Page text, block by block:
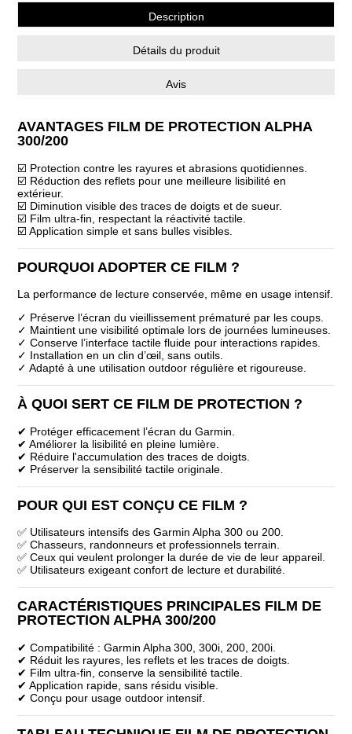
Description
Détails du produit
Avis
AVANTAGES FILM DE PROTECTION ALPHA
300/200
☑️ Protection contre les rayures et abrasions quotidiennes.
☑️ Réduction des reflets pour une meilleure lisibilité en
extérieur.
☑️ Diminution visible des traces de doigts et de sueur.
☑️ Film ultra-fin, respectant la réactivité tactile.
☑️ Application simple et sans bulles visibles.
POURQUOI ADOPTER CE FILM ?
La performance de lecture conservée, même en usage intensif.
✓ Préserve l’écran du vieillissement prématuré par les coups.
✓ Maintient une visibilité optimale lors de journées lumineuses.
✓ Conserve l’interface tactile fluide pour interactions rapides.
✓ Installation en un clin d’œil, sans outils.
✓ Adapté à une utilisation outdoor régulière et rigoureuse.
À QUOI SERT CE FILM DE PROTECTION ?
✔ Protéger efficacement l’écran du Garmin.
✔ Améliorer la lisibilité en pleine lumière.
✔ Réduire l'accumulation des traces de doigts.
✔ Préserver la sensibilité tactile originale.
POUR QUI EST CONÇU CE FILM ?
✅ Utilisateurs intensifs des Garmin Alpha 300 ou 200.
✅ Chasseurs, randonneurs et professionnels terrain.
✅ Ceux qui veulent prolonger la durée de vie de leur appareil.
✅ Utilisateurs exigeant confort de lecture et durabilité.
CARACTÉRISTIQUES PRINCIPALES FILM DE
PROTECTION ALPHA 300/200
✔ Compatibilité : Garmin Alpha 300, 300i, 200, 200i.
✔ Réduit les rayures, les reflets et les traces de doigts.
✔ Film ultra-fin, conserve la sensibilité tactile.
✔ Application rapide, sans résidu visible.
✔ Conçu pour usage outdoor intensif.